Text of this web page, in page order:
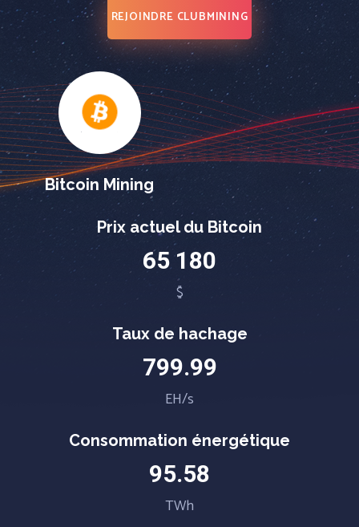
REJOINDRE CLUBMINING
Bitcoin Mining
Prix actuel du Bitcoin
65 180
$
Taux de hachage
799.99
EH/s
Consommation énergétique
95.58
TWh